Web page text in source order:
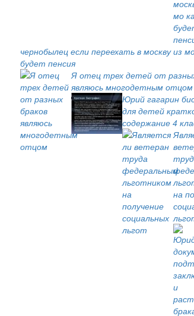
чернобылец если переехать в москву из
будет пенсия
Я отец трех детей от
являюсь многодетным отцом
Юрий гагарин
для детей
содержание 4
на